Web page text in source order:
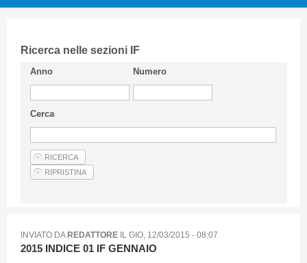
CIFI in breve
Linee Guida
Privacy Policy
Articoli
Ricerca nelle sezioni IF
Anno Numero
Cerca
INVIATO DAREDATTOREIL GIO, 12/03/2015 - 08:07
2015 INDICE 01 IF GENNAIO